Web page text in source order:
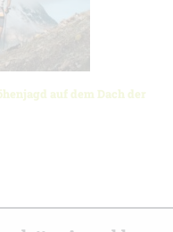
auf dem Dach der